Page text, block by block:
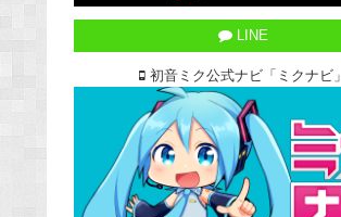
LINE
初音ミク公式ナビ「ミクナビ」